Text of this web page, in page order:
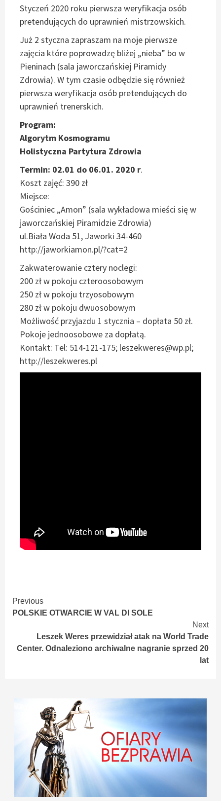
Styczeń 2020 roku pierwsza weryfikacja osób
pretendujących do uprawnień mistrzowskich.
Już 2 styczna zapraszam na moje pierwsze
zajęcia które poprowadzę bliżej „nieba” bo w
Pieninach (sala jaworczańskiej Piramidy
Zdrowia). W tym czasie odbędzie się również
pierwsza weryfikacja osób pretendujących do
uprawnień trenerskich.
Program:
Algorytm Kosmogramu
Holistyczna Partytura Zdrowia
Termin: 02.01 do 06.01. 2020 r.
Koszt zajęć: 390 zł
Miejsce:
Gościniec „Amon” (sala wykładowa mieści się w
jaworczańskiej Piramidzie Zdrowia)
ul.Biała Woda 51, Jaworki 34-460
http://jaworkiamon.pl/?cat=2
Zakwaterowanie cztery noclegi:
200 zł w pokoju czteroosobowym
250 zł w pokoju trzyosobowym
280 zł w pokoju dwuosobowym
Możliwość przyjazdu 1 stycznia – dopłata 50 zł.
Pokoje jednoosobowe za dopłatą.
Kontakt: Tel: 514-121-175; leszekweres@wp.pl;
http://leszekweres.pl
Continue
Reading
Previous
POLSKIE OTWARCIE W VAL DI SOLE
Next
Leszek Weres przewidział atak na World Trade
Center. Odnaleziono archiwalne nagranie sprzed 20
lat